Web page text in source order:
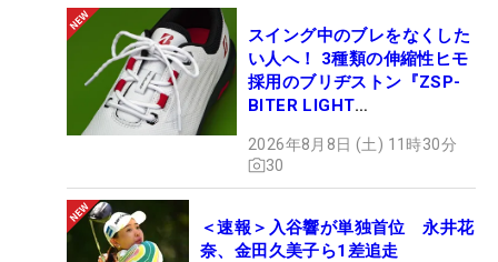
スイング中のブレをなくした
い人へ！ 3種類の伸縮性ヒモ
採用のブリヂストン『ZSP-
BITER LIGHT
ュー
2026年8月8日 (土) 11時30分
30
＜速報＞入谷響が単独首位 永井花
奈、金田久美子ら1差追走